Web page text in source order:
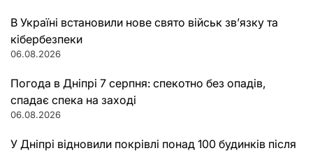
В Україні встановили нове свято військ зв’язку та
кібербезпеки
06.08.2026
Погода в Дніпрі 7 серпня: спекотно без опадів,
спадає спека на заході
06.08.2026
У Дніпрі відновили покрівлі понад 100 будинків після